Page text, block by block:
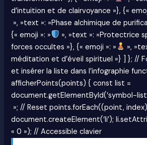
d’intuition et de clairvoyance »}, {«
», »text »: »Phase alchimique de
{« emoji »: »
», »text »: »Protectrice
forces occultes »}, {« emoji »: »
»,
méditation et d’éveil spirituel »} ] }; //
et insérer la liste dans l’infographie
afficherPoints(points) { const list =
document.getElementById(‘symbol-
»; // Reset points.forEach((point,
document.createElement(‘li’);
« 0 »); // Accessible clavier